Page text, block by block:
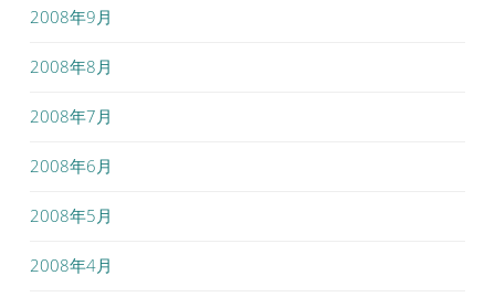
2008年9月
2008年8月
2008年7月
2008年6月
2008年5月
2008年4月